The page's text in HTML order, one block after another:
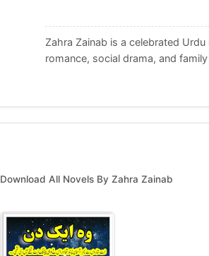
Zahra Zainab is a celebrated
romance, social drama, and
Download All Novels By Zahra Zainab